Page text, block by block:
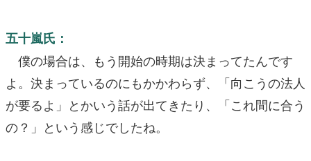
五十嵐氏：
僕の場合は、もう開始の時期は決まってたんです
よ。決まっているのにもかかわらず、「向こうの法人
が要るよ」とかいう話が出てきたり、「これ間に合う
の？」という感じでしたね。